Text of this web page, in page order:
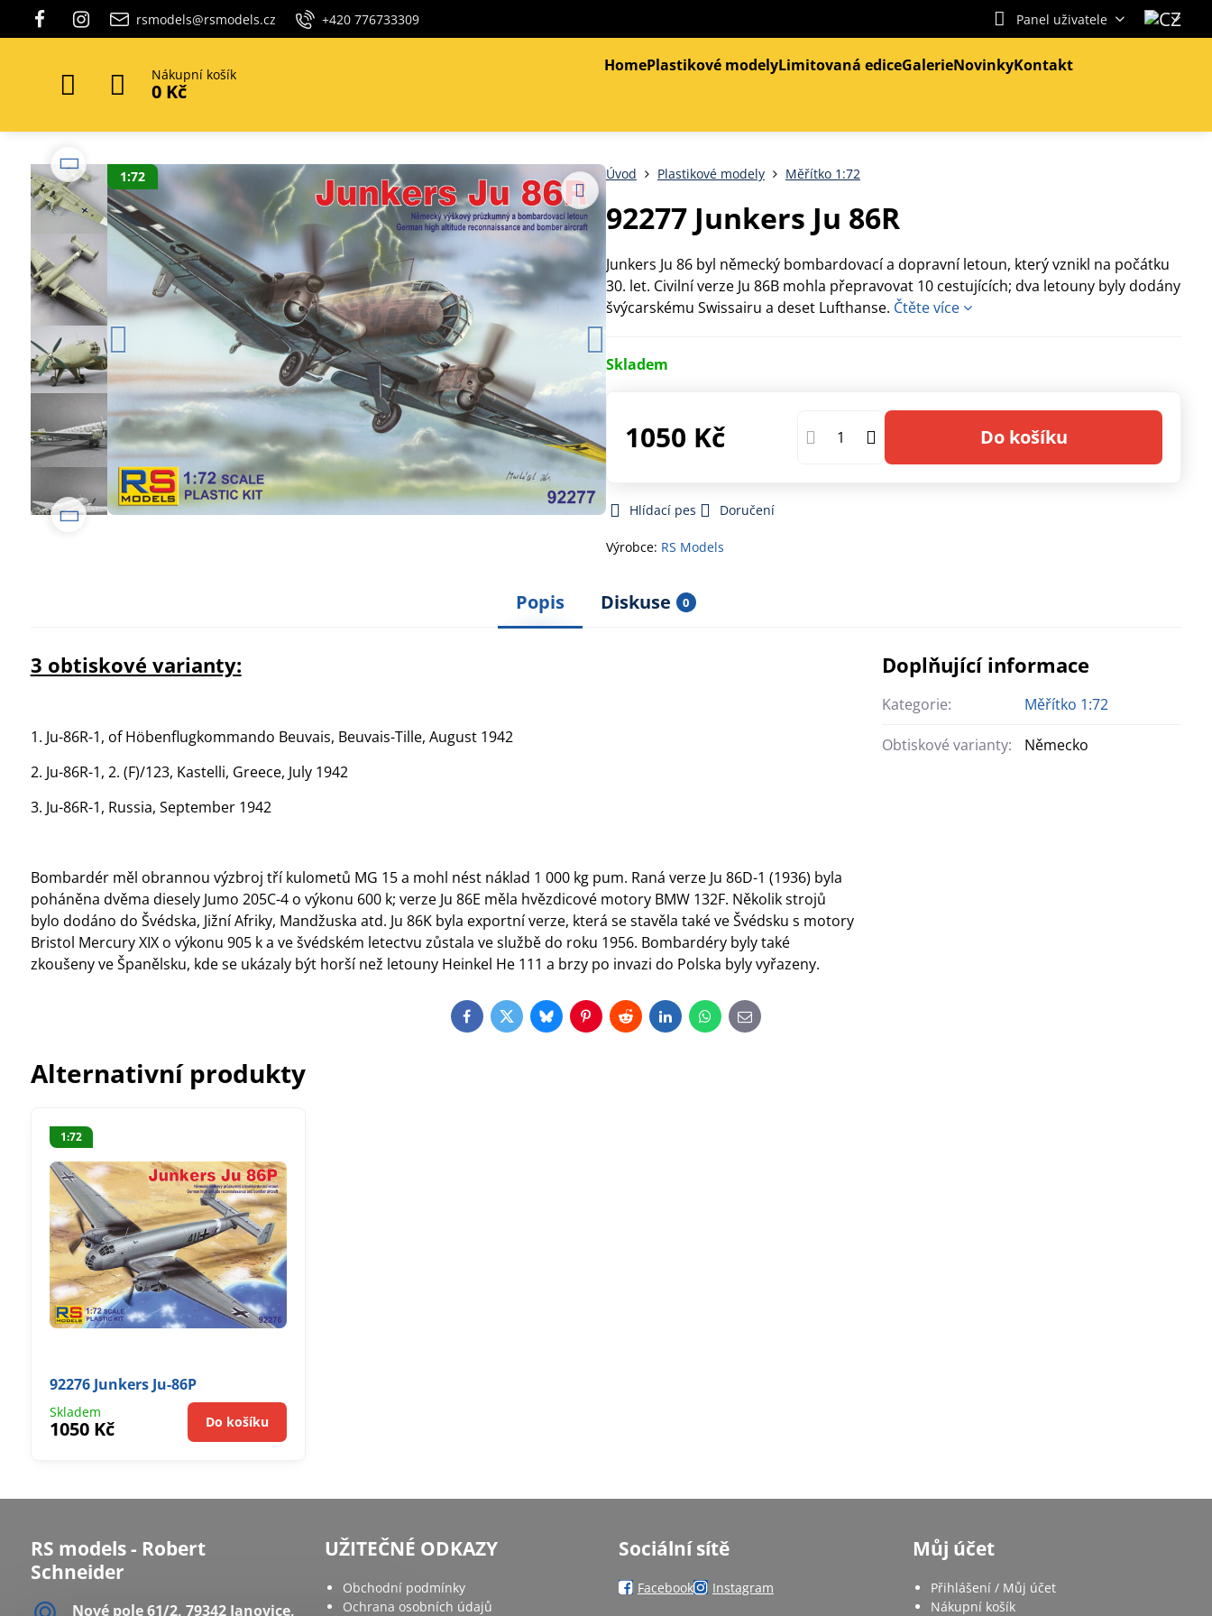
rsmodels@rsmodels.cz +420 776733309 Panel uživatele
Nákupní košík
0 Kč
HomePlastikové modelyLimitovaná ediceGalerieNovinkyKontakt
1:72 Úvod Plastikové modely Měřítko 1:72
92277 Junkers Ju 86R
Junkers Ju 86 byl německý bombardovací a dopravní letoun, který vznikl na počátku
30. let. Civilní verze Ju 86B mohla přepravovat 10 cestujících; dva letouny byly dodány
švýcarskému Swissairu a deset Lufthanse. Čtěte více
Skladem
1050 Kč Do košíku
Hlídací pes Doručení
Výrobce: RS Models
Popis Diskuse 0
3 obtiskové varianty:
1. Ju-86R-1, of Höbenflugkommando Beuvais, Beuvais-Tille, August 1942
2. Ju-86R-1, 2. (F)/123, Kastelli, Greece, July 1942
3. Ju-86R-1, Russia, September 1942
Bombardér měl obrannou výzbroj tří kulometů MG 15 a mohl nést náklad 1 000 kg pum. Raná verze Ju 86D-1 (1936) byla
poháněna dvěma diesely Jumo 205C-4 o výkonu 600 k; verze Ju 86E měla hvězdicové motory BMW 132F. Několik strojů
bylo dodáno do Švédska, Jižní Afriky, Mandžuska atd. Ju 86K byla exportní verze, která se stavěla také ve Švédsku s motory
Bristol Mercury XIX o výkonu 905 k a ve švédském letectvu zůstala ve službě do roku 1956. Bombardéry byly také
zkoušeny ve Španělsku, kde se ukázaly být horší než letouny Heinkel He 111 a brzy po invazi do Polska byly vyřazeny.
Doplňující informace
Kategorie: Měřítko 1:72
Obtiskové varianty: Německo
FacebookTwitterBlueskyPinterestRedditLinkedInWhatsApp
E-
mail
Alternativní produkty
1:72
92276 Junkers Ju-86P
Skladem
1050 Kč Do košíku
RS models - Robert
Schneider
Nové pole 61/2, 79342 Janovice,
UŽITEČNÉ ODKAZY
Obchodní podmínky
Ochrana osobních údajů
Sociální sítě
Facebook Instagram
Můj účet
Přihlášení / Můj účet
Nákupní košík